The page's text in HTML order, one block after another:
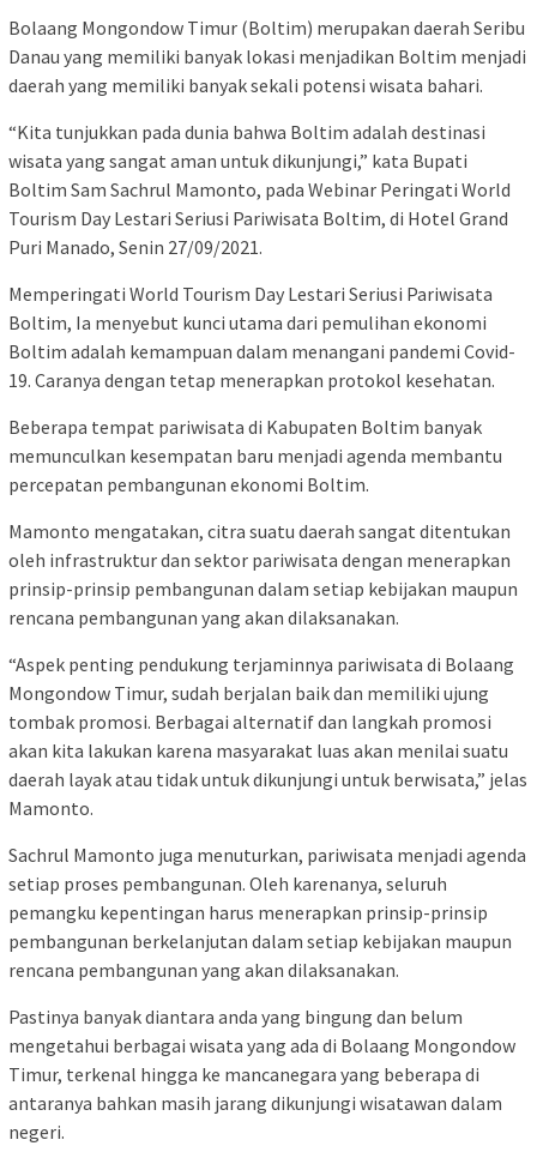
Bolaang Mongondow Timur (Boltim) merupakan daerah Seribu
Danau yang memiliki banyak lokasi menjadikan Boltim menjadi
daerah yang memiliki banyak sekali potensi wisata bahari.
“Kita tunjukkan pada dunia bahwa Boltim adalah destinasi
wisata yang sangat aman untuk dikunjungi,” kata Bupati
Boltim Sam Sachrul Mamonto, pada Webinar Peringati World
Tourism Day Lestari Seriusi Pariwisata Boltim, di Hotel Grand
Puri Manado, Senin 27/09/2021.
Memperingati World Tourism Day Lestari Seriusi Pariwisata
Boltim, Ia menyebut kunci utama dari pemulihan ekonomi
Boltim adalah kemampuan dalam menangani pandemi Covid-
19. Caranya dengan tetap menerapkan protokol kesehatan.
Beberapa tempat pariwisata di Kabupaten Boltim banyak
memunculkan kesempatan baru menjadi agenda membantu
percepatan pembangunan ekonomi Boltim.
Mamonto mengatakan, citra suatu daerah sangat ditentukan
oleh infrastruktur dan sektor pariwisata dengan menerapkan
prinsip-prinsip pembangunan dalam setiap kebijakan maupun
rencana pembangunan yang akan dilaksanakan.
“Aspek penting pendukung terjaminnya pariwisata di Bolaang
Mongondow Timur, sudah berjalan baik dan memiliki ujung
tombak promosi. Berbagai alternatif dan langkah promosi
akan kita lakukan karena masyarakat luas akan menilai suatu
daerah layak atau tidak untuk dikunjungi untuk berwisata,” jelas
Mamonto.
Sachrul Mamonto juga menuturkan, pariwisata menjadi agenda
setiap proses pembangunan. Oleh karenanya, seluruh
pemangku kepentingan harus menerapkan prinsip-prinsip
pembangunan berkelanjutan dalam setiap kebijakan maupun
rencana pembangunan yang akan dilaksanakan.
Pastinya banyak diantara anda yang bingung dan belum
mengetahui berbagai wisata yang ada di Bolaang Mongondow
Timur, terkenal hingga ke mancanegara yang beberapa di
antaranya bahkan masih jarang dikunjungi wisatawan dalam
negeri.